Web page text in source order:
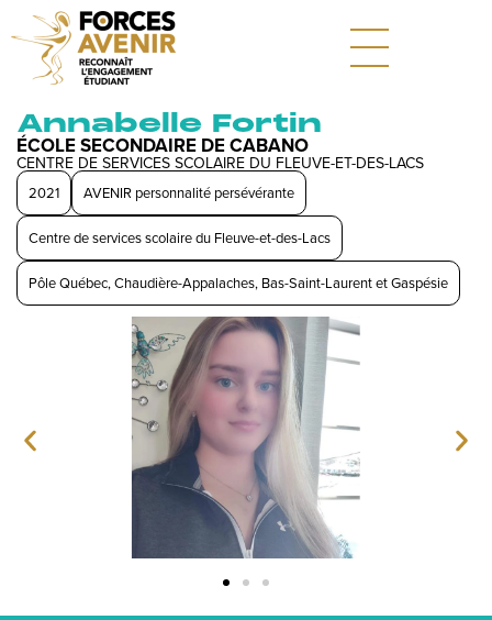
Annabelle Fortin
ÉCOLE SECONDAIRE DE CABANO
CENTRE DE SERVICES SCOLAIRE DU FLEUVE-ET-DES-LACS
2021 AVENIR personnalité persévérante
Centre de services scolaire du Fleuve-et-des-Lacs
Pôle Québec, Chaudière-Appalaches, Bas-Saint-Laurent et Gaspésie